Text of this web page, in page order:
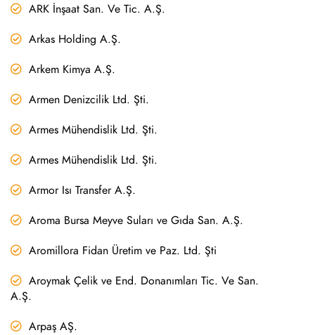
ARK İnşaat San. Ve Tic. A.Ş.
Arkas Holding A.Ş.
Arkem Kimya A.Ş.
Armen Denizcilik Ltd. Şti.
Armes Mühendislik Ltd. Şti.
Armes Mühendislik Ltd. Şti.
Armor Isı Transfer A.Ş.
Aroma Bursa Meyve Suları ve Gıda San. A.Ş.
Aromillora Fidan Üretim ve Paz. Ltd. Şti
Aroymak Çelik ve End. Donanımları Tic. Ve San.
A.Ş.
Arpaş AŞ.